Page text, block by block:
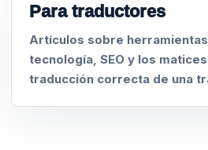
Para traductores
Artículos sobre
tecnología, SEO y los
traducción correcta de una